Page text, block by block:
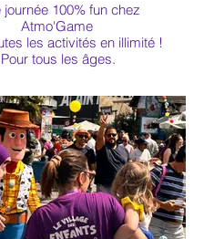
journée 100% fun chez
Atmo'Game
les activités en illimité !
Pour tous les âges.